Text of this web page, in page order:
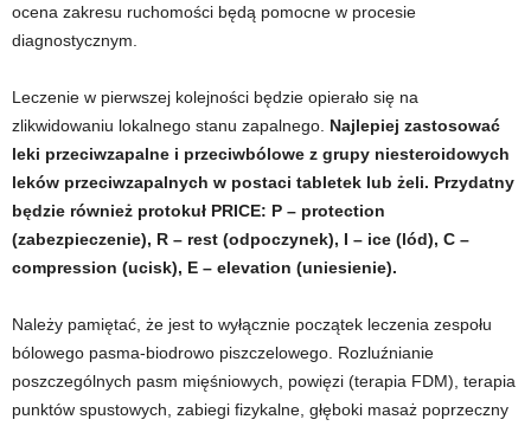
ocena zakresu ruchomości będą pomocne w procesie
diagnostycznym.
Leczenie w pierwszej kolejności będzie opierało się na
zlikwidowaniu lokalnego stanu zapalnego. Najlepiej zastosować
leki przeciwzapalne i przeciwbólowe z grupy niesteroidowych
leków przeciwzapalnych w postaci tabletek lub żeli. Przydatny
będzie również protokuł PRICE: P – protection
(zabezpieczenie), R – rest (odpoczynek), I – ice (lód), C –
compression (ucisk), E – elevation (uniesienie).
Należy pamiętać, że jest to wyłącznie początek leczenia zespołu
bólowego pasma-biodrowo piszczelowego. Rozluźnianie
poszczególnych pasm mięśniowych, powięzi (terapia FDM), terapia
punktów spustowych, zabiegi fizykalne, głęboki masaż poprzeczny